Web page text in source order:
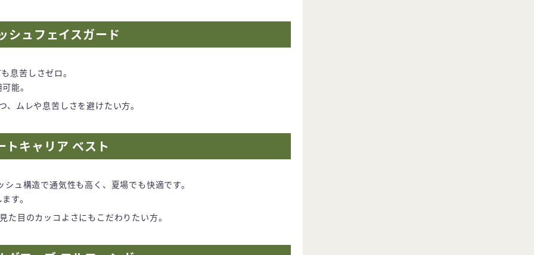
ュフェイスガード
息苦しさゼロ。
能。
ムレや息苦しさを避けたい方。
トキャリア ベスト
ュ構造で通気性も高く、夏場でも快適です。
す。
目のカッコよさにもこだわりたい方。